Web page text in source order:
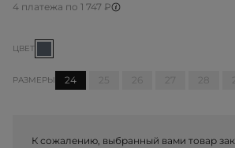
4 платежа по 1 747 ₽
ЦВЕТ
РАЗМЕРЫ 24 25 26 27 28
К сожалению, выбранный вами товар